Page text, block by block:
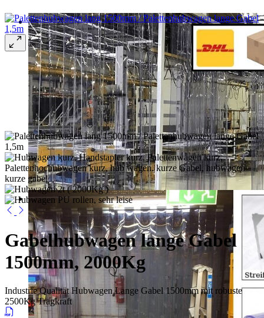
Gabelhubwagen lange Gabel
1500mm, 2000Kg
Industrie Qualität Hubwagen Lange Gabel 1500mm mit robuste
2500Kg Tragkraft